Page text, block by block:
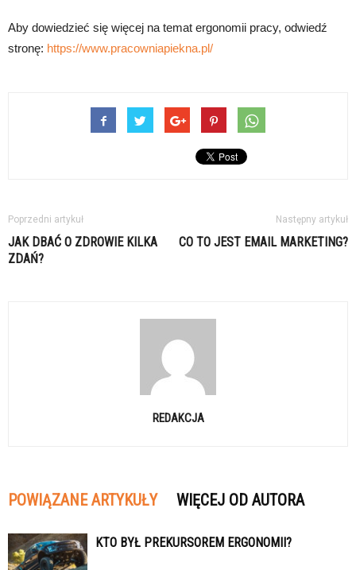
Aby dowiedzieć się więcej na temat ergonomii pracy, odwiedź
stronę: https://www.pracowniapiekna.pl/
Poprzedni artykuł
JAK DBAĆ O ZDROWIE KILKA
ZDAŃ?
Następny artykuł
CO TO JEST EMAIL MARKETING?
REDAKCJA
POWIĄZANE ARTYKUŁY WIĘCEJ OD AUTORA
KTO BYŁ PREKURSOREM ERGONOMII?